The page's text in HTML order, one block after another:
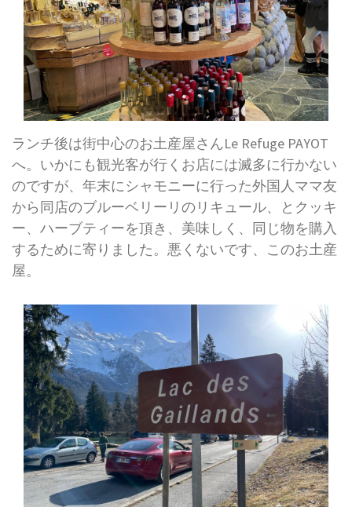
ランチ後は街中心のお土産屋さんLe Refuge PAYOT
へ。いかにも観光客が行くお店には滅多に行かない
のですが、年末にシャモニーに行った外国人ママ友
から同店のブルーベリーリのリキュール、とクッキ
ー、ハーブティーを頂き、美味しく、同じ物を購入
するために寄りました。悪くないです、このお土産
屋。